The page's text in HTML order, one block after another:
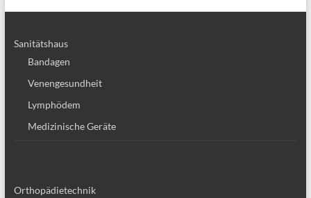
Sanitätshaus
Bandagen
Venengesundheit
Lymphödem
Medizinische Geräte
Orthopädietechnik